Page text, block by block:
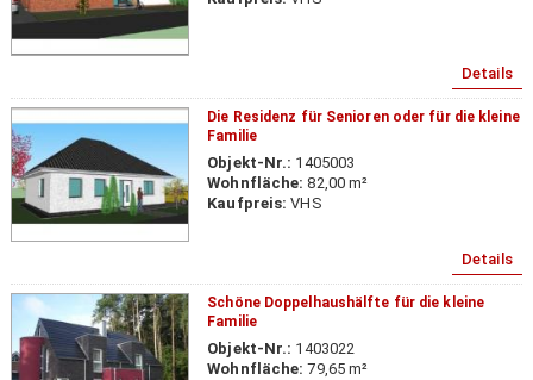
Details
Die Residenz für Senioren oder für die kleine
Familie
Objekt-Nr.: 1405003
Wohnfläche: 82,00 m²
Kaufpreis: VHS
Details
Schöne Doppelhaushälfte für die kleine
Familie
Objekt-Nr.: 1403022
Wohnfläche: 79,65 m²